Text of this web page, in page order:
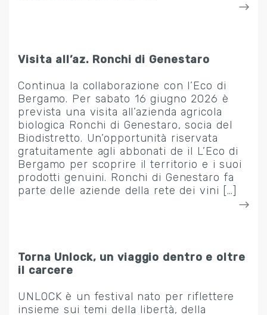
Visita all’az. Ronchi di Genestaro
Continua la collaborazione con l’Eco di
Bergamo. Per sabato 16 giugno 2026 è
prevista una visita all’azienda agricola
biologica Ronchi di Genestaro, socia del
Biodistretto. Un’opportunità riservata
gratuitamente agli abbonati de il L’Eco di
Bergamo per scoprire il territorio e i suoi
prodotti genuini. Ronchi di Genestaro fa
parte delle aziende della rete dei vini […]
Torna Unlock, un viaggio dentro e oltre
il carcere
UNLOCK è un festival nato per riflettere
insieme sui temi della libertà, della